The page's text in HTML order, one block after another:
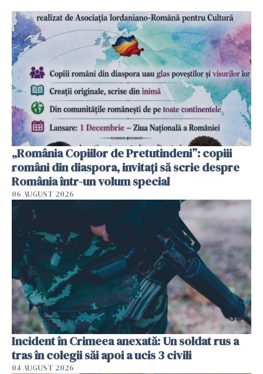
„România Copiilor de Pretutindeni”: copiii
români din diaspora, invitați să scrie despre
România într-un volum special
06 AUGUST 2026
Incident în Crimeea anexată: Un soldat rus a
tras în colegii săi apoi a ucis 3 civili
04 AUGUST 2026